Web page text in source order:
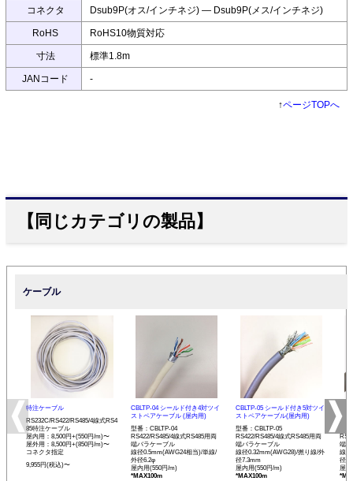
コネクタ Dsub9P(オス/インチネジ) ― Dsub9P(メス/インチネジ)
RoHS RoHS10物質対応
寸法 標準1.8m
JANコード -
↑ページTOPへ
【同じカテゴリの製品】
ケーブル
特注ケーブル
RS232C/RS422/RS485/4線式RS4
85特注ケーブル
屋内用：8,500円+(550円/m)〜
屋外用：8,500円+(850円/m)〜
コネクタ指定
9,955円(税込)〜
CBLTP-04 シールド付き4対ツイ
ストペアケーブル (屋内用)
型番：CBLTP-04
RS422/RS485/4線式RS485用両
端バラケーブル
線径0.5mm(AWG24相当)/単線/
外径6.2φ
屋内用(550円/m)
*MAX100m
CBLTP-05 シールド付き5対ツイ
ストペアケーブル(屋内用)
型番：CBLTP-05
RS422/RS485/4線式RS485用両
端バラケーブル
線径0.32mm(AWG28)/撚り線/外
径7.3mm
屋内用(550円/m)
*MAX100m
イ
端
線
径
屋